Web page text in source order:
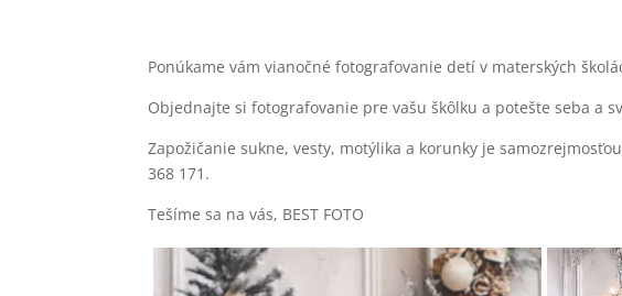
Ponúkame vám vianočné fotografovanie detí v materských
Objednajte si fotografovanie pre vašu škôlku a potešte seba a
Zapožičanie sukne, vesty, motýlika a korunky je
368 171.
Tešíme sa na vás, BEST FOTO